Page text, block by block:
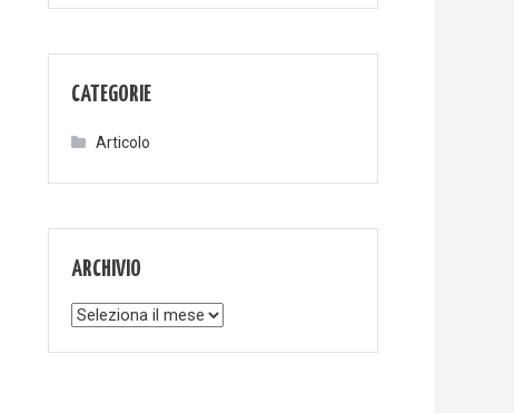
CATEGORIE
Articolo
ARCHIVIO
Archivio